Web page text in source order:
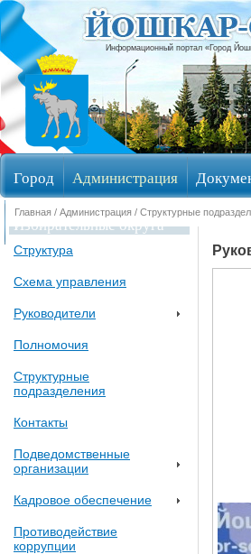
Информационный портал «Город
Город Администрация
Избирательные округа
Главная / Администрация / Структурные
Структура
Схема управления
Руководители
Полномочия
Структурные
подразделения
Контакты
Подведомственные
организации
Кадровое обеспечение
Противодействие
коррупции